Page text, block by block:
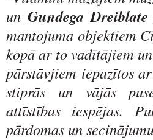
un Gundega Dreiblate
mantojuma objektiem
kopā ar to vadītājiem
pārstāvjiem iepazītos
stiprās un vājās
attīstības iespējas.
pārdomas un